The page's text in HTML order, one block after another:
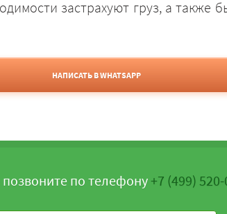
застрахуют груз, а также
НАПИСАТЬ В WHATSAPP
по телефону+7 (499)